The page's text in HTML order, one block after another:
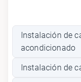
Instalación de
acondicionado
Instalación de